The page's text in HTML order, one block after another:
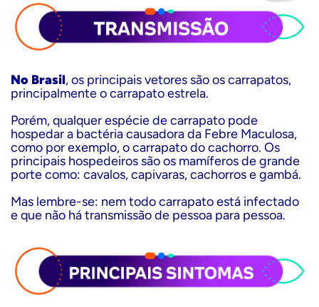
No Brasil, os principais vetores são os carrapatos,
principalmente o carrapato estrela.
Porém, qualquer espécie de carrapato pode
hospedar a bactéria causadora da Febre Maculosa,
como por exemplo, o carrapato do cachorro. Os
principais hospedeiros são os mamíferos de grande
porte como: cavalos, capivaras, cachorros e gambá.
Mas lembre-se: nem todo carrapato está infectado
e que não há transmissão de pessoa para pessoa.